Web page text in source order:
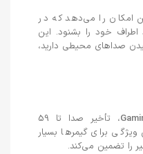
امکان را می‌دهد که در
خود را بشنود. این
صداهای محیطی دارید،
، تأخیر صدا تا 59
برای گیمرها بسیار
را تضمین می‌کند.